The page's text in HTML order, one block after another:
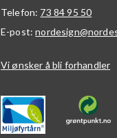
Telefon: 73 84 95 50
E-post:
Vi ønsker å bli forhandler